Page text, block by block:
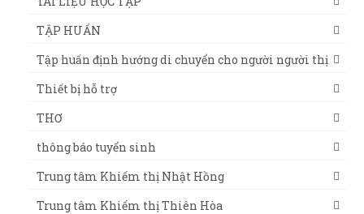
TẬP HUẤN
Tập huấn định hướng di chuyển cho người người thị
Thiết bị hỗ trợ
THƠ
thông báo tuyển sinh
Trung tâm Khiếm thị Nhật Hồng
Trung tâm Khiếm thị Thiên Hòa